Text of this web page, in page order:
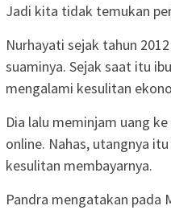
Jadi kita tidak temukan
Nurhayati sejak tahun
suaminya. Sejak saat itu
mengalami kesulitan
Dia lalu meminjam uang
online. Nahas, utangnya
kesulitan membayarnya.
Pandra mengatakan pada